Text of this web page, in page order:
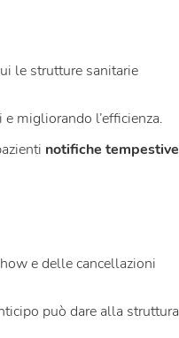
le strutture sanitarie
migliorando l’efficienza.
notifiche tempestive
e delle cancellazioni
può dare alla struttura